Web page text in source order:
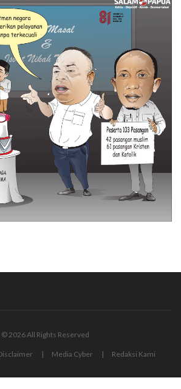
© 2026 All Rights Reserved
Media Cyber Redaksi Kami